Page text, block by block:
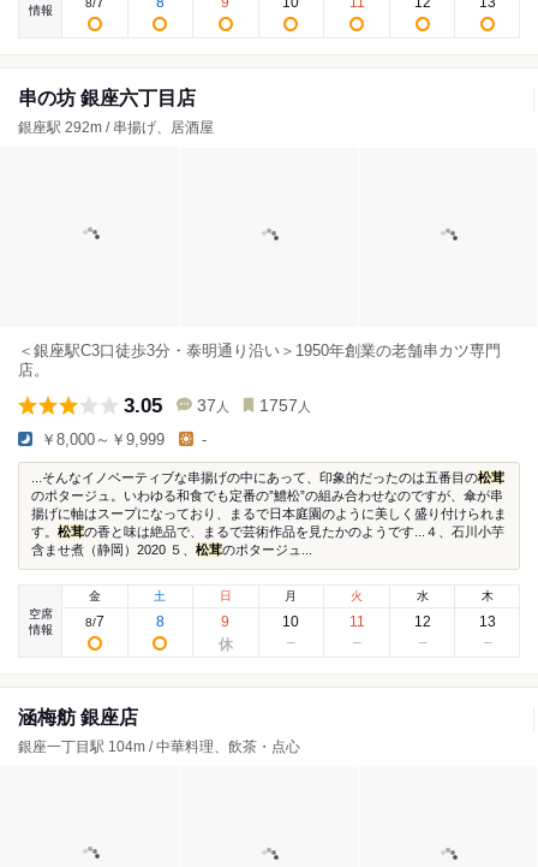
情報
8/
串の坊 銀座六丁目店
銀座駅 292m / 串揚げ、居酒屋
＜銀座駅C3口徒歩3分・泰明通り沿い＞1950年創業の老舗串カツ専門
店。
3.05 37 人 1757 人
￥8,000～￥9,999 -
...そんなイノベーティブな串揚げの中にあって、印象的だったのは五番目の松茸
のポタージュ。いわゆる和食でも定番の”鱧松”の組み合わせなのですが、傘が串
揚げに軸はスープになっており、まるで日本庭園のように美しく盛り付けられま
す。 松茸の香と味は絶品で、まるで芸術作品を見たかのようです...４、石川小芋
含ませ煮（静岡）2020 ５、 松茸のポタージュ...
空席
情報
金
8/7
土
8
日
9
月
10
火
11
水
12
木
13
涵梅舫 銀座店
銀座一丁目駅 104m / 中華料理、飲茶・点心